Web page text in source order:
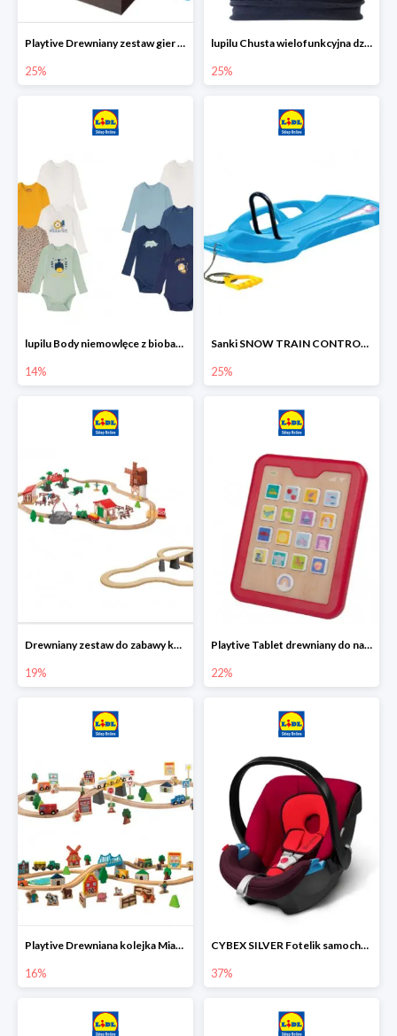
Playtive Drewniany zestaw gier 10 w 1
25%
lupilu Chusta wielofunkcyjna dziecięca
25%
lupilu Body niemowlęce z biobawełny
14%
Sanki SNOW TRAIN CONTROL -25%
25%
Drewniany zestaw do zabawy kolejką - farma i wiadukt
19%
Playtive Tablet drewniany do nauki, interaktywny
22%
Playtive Drewniana kolejka Miasto lub Farma
16%
CYBEX SILVER Fotelik samochodowy
37%